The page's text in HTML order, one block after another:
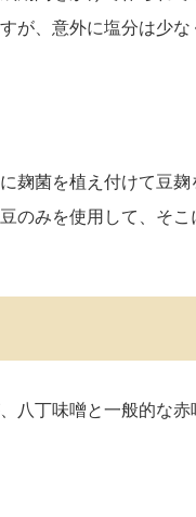
が、意外に塩分は少な
麹菌を植え付けて豆麹
のみを使用して、そこ
八丁味噌と一般的な赤